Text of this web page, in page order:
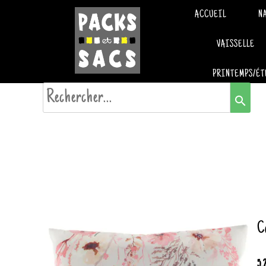
ACCUEIL
VAISSELLE
PRINTEMPS/
search